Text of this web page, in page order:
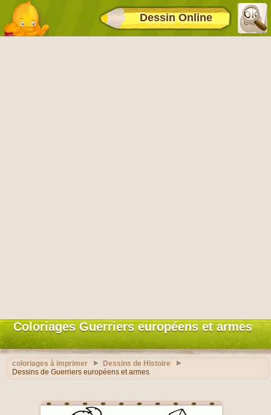
Dessin Online
Coloriages Guerriers européens et armes
coloriages à imprimer
Dessins de Histoire
Dessins de Guerriers européens et armes